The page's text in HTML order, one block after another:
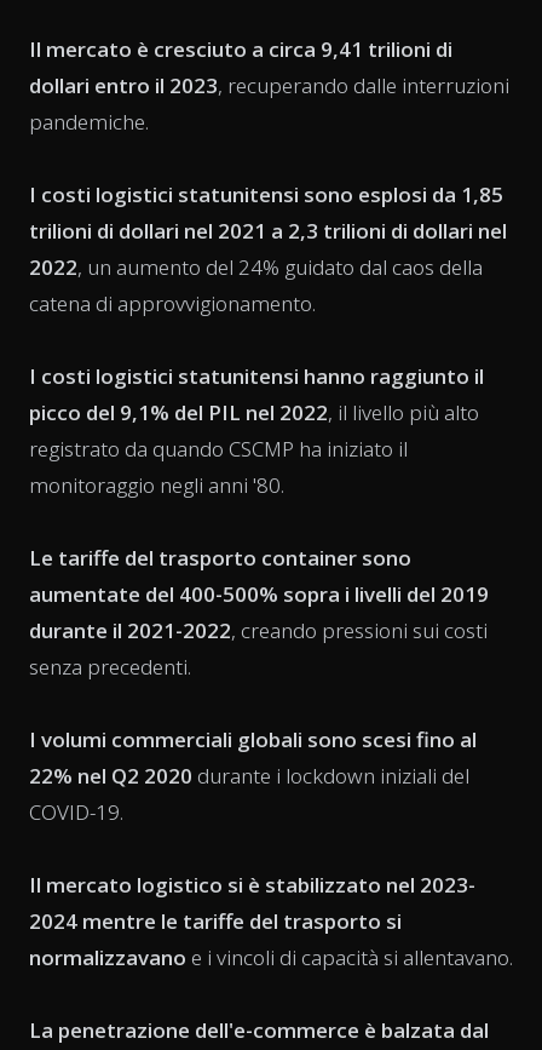
Il mercato è cresciuto a circa 9,41 trilioni di
dollari entro il 2023, recuperando dalle interruzioni
pandemiche.
I costi logistici statunitensi sono esplosi da 1,85
trilioni di dollari nel 2021 a 2,3 trilioni di dollari nel
2022, un aumento del 24% guidato dal caos della
catena di approvvigionamento.
I costi logistici statunitensi hanno raggiunto il
picco del 9,1% del PIL nel 2022, il livello più alto
registrato da quando CSCMP ha iniziato il
monitoraggio negli anni '80.
Le tariffe del trasporto container sono
aumentate del 400-500% sopra i livelli del 2019
durante il 2021-2022, creando pressioni sui costi
senza precedenti.
I volumi commerciali globali sono scesi fino al
22% nel Q2 2020 durante i lockdown iniziali del
COVID-19.
Il mercato logistico si è stabilizzato nel 2023-
2024 mentre le tariffe del trasporto si
normalizzavano e i vincoli di capacità si allentavano.
La penetrazione dell'e-commerce è balzata dal